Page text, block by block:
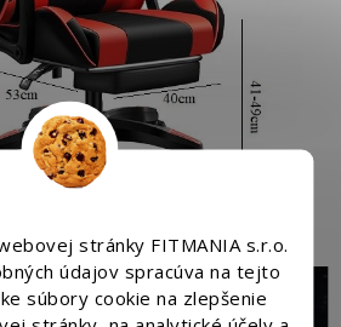
stránky FITMANIA s.r.o.
údajov spracúva na tejto
súbory cookie na zlepšenie